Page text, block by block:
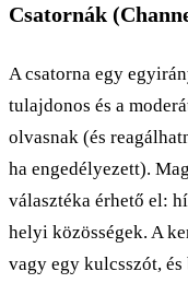
Csatornák
A csatorna egy
tulajdonos és a
olvasnak (és
ha engedélyezett).
választéka érhető el:
helyi közösségek. A
vagy egy kulcsszót, és